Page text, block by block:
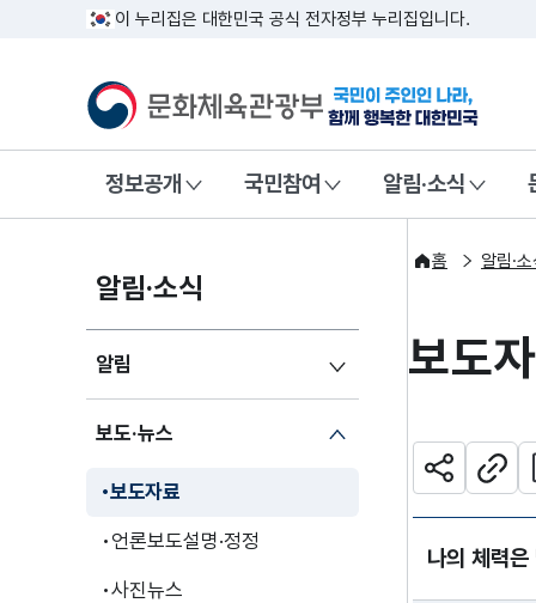
이 누리집은 대한민국 공식 전자정부 누리집입니다.
문화체육관광부국민이 주인
정보공개 국민참여 알림·소식
알림·소식
알림
보도·뉴스
보도자료
언론보도설명·정정
사진뉴스
홈 알림·소
보도
공유하기주소
나의 체력